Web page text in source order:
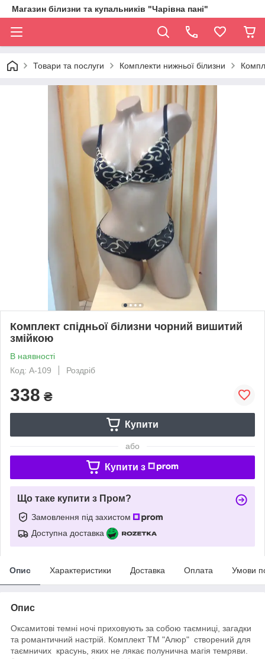
Магазин білизни та купальників "Чарівна пані"
Товари та послуги Комплекти нижньої білизни
Комплект спідньої білизни чорний вишитий
змійкою
В наявності
Код: А-109
Роздріб
338 ₴
Купити
або
Купити з
Що таке купити з Пром?
Замовлення під захистом
Доступна доставка
Опис Характеристики Доставка Оплата Умови
Опис
Оксамитові темні ночі приховують за собою таємниці, загадки
та романтичний настрій. Комплект ТМ "Алюр" створений для
таємничих красунь, яких не лякає полунична магія темряви.